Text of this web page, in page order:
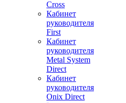
Cross
Кабинет
руководителя
First
Кабинет
руководителя
Metal System
Direct
Кабинет
руководителя
Onix Direct